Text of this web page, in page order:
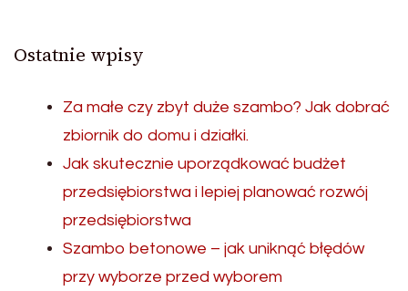
Ostatnie wpisy
Za małe czy zbyt duże szambo? Jak dobrać
zbiornik do domu i działki.
Jak skutecznie uporządkować budżet
przedsiębiorstwa i lepiej planować rozwój
przedsiębiorstwa
Szambo betonowe – jak uniknąć błędów
przy wyborze przed wyborem